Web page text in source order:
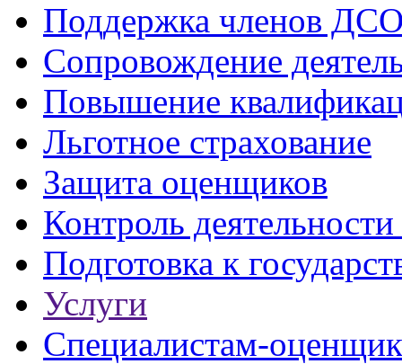
Поддержка членов
Сопровождение
Повышение
Льготное страхование
Защита оценщиков
Контроль
Подготовка к
Услуги
Специалистам-